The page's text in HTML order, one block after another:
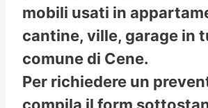
mobili usati in
cantine, ville, garage in
comune di Cene.
Per richiedere un